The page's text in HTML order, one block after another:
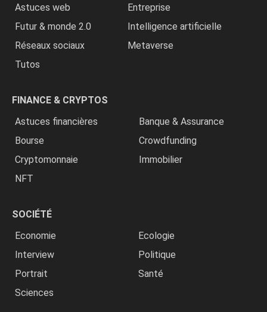
Astuces web
Entreprise
Futur & monde 2.0
Intelligence artificielle
Réseaux sociaux
Metaverse
Tutos
FINANCE & CRYPTOS
Astuces financières
Banque & Assurance
Bourse
Crowdfunding
Cryptomonnaie
Immobilier
NFT
SOCIÉTÉ
Economie
Ecologie
Interview
Politique
Portrait
Santé
Sciences